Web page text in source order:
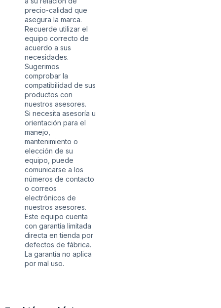
precio-calidad que
asegura la marca.
Recuerde utilizar el
equipo correcto de
acuerdo a sus
necesidades.
Sugerimos
comprobar la
compatibilidad de sus
productos con
nuestros asesores.
Si necesita asesoría u
orientación para el
manejo,
mantenimiento o
elección de su
equipo, puede
comunicarse a los
números de contacto
o correos
electrónicos de
nuestros asesores.
Este equipo cuenta
con garantía limitada
directa en tienda por
defectos de fábrica.
La garantía no aplica
por mal uso.